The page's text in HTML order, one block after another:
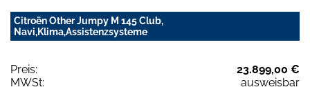
Citroën Other Jumpy M 145 Club,
Navi,Klima,Assistenzsysteme
Preis:
23.899,00 €
MWSt:
ausweisbar